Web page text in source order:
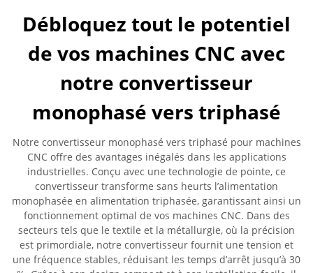
Débloquez tout le potentiel
de vos machines CNC avec
notre convertisseur
monophasé vers triphasé
Notre convertisseur monophasé vers triphasé pour machines
CNC offre des avantages inégalés dans les applications
industrielles. Conçu avec une technologie de pointe, ce
convertisseur transforme sans heurts l’alimentation
monophasée en alimentation triphasée, garantissant ainsi un
fonctionnement optimal de vos machines CNC. Dans des
secteurs tels que le textile et la métallurgie, où la précision
est primordiale, notre convertisseur fournit une tension et
une fréquence stables, réduisant les temps d’arrêt jusqu’à 30